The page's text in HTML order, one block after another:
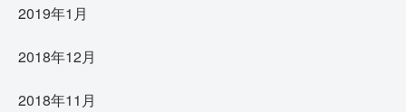
2019年1月
2018年12月
2018年11月